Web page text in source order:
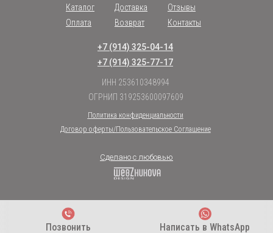
Позвонить Написать в WhatsApp
Каталог
Возврат
Отзывы
Оплата
Контакты
Доставка
ИНН 253610348994
ОГРНИП 319253600097609
Политика конфиденциальности
Договор оферты/Пользовательское Соглашение
+7 (914) 325-04-14
+7 (914) 325-77-17
Сделано с любовью